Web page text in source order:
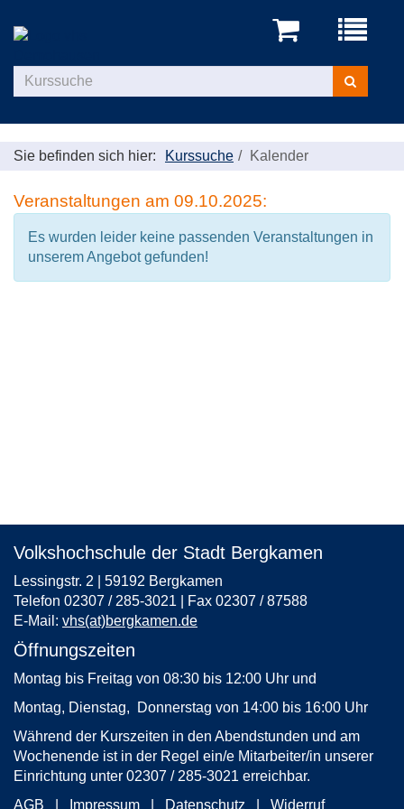
Menü
Kurse
suchen
Sie befinden sich hier: Kurssuche Kalender
Veranstaltungen am 09.10.2025:
Es wurden leider keine passenden Veranstaltungen in
unserem Angebot gefunden!
Volkshochschule der Stadt Bergkamen
Lessingstr. 2 | 59192 Bergkamen
Telefon 02307 / 285-3021 | Fax 02307 / 87588
E-Mail: vhs(at)bergkamen.de
Öffnungszeiten
Montag bis Freitag von 08:30 bis 12:00 Uhr und
Montag, Dienstag, Donnerstag von 14:00 bis 16:00 Uhr
Während der Kurszeiten in den Abendstunden und am
Wochenende ist in der Regel ein/e Mitarbeiter/in unserer
Einrichtung unter 02307 / 285-3021 erreichbar.
AGB
Impressum Datenschutz Widerruf